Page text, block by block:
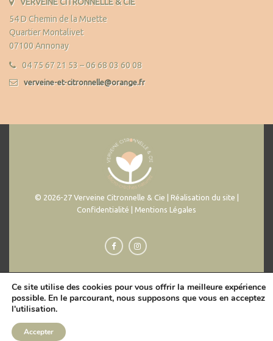
54 D Chemin de la Muette
Quartier Montalivet
07100 Annonay
04 75 67 21 53 – 06 68 03 60 08
verveine-et-citronnelle@orange.fr
© 2026-27 Verveine Citronnelle & Cie | Réalisation du site |
Confidentialité | Mentions Légales
Ce site utilise des cookies pour vous offrir la meilleure expérience
possible. En le parcourant, nous supposons que vous en acceptez
l'utilisation.
Accepter